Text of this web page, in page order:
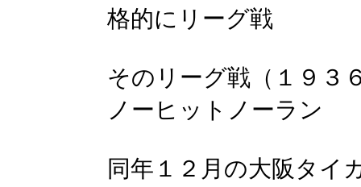
格的にリーグ戦
そのリーグ戦（１９３
ノーヒットノーラン
同年１２月の大阪タイ